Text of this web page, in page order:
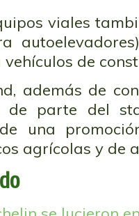
viales
de
además de
de parte del
una
agrícolas y de